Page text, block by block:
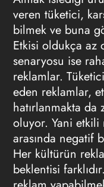
veren tüketici,
bilmek ve buna
Etkisi oldukça az
senaryosu ise
reklamlar.
eden reklamlar,
hatırlanmakta
oluyor. Yani etkili
arasında negatif
Her kültürün
beklentisi